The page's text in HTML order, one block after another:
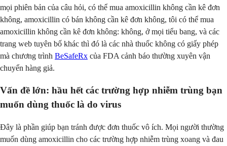
mọi phiên bản của câu hỏi, có thể mua amoxicillin không cần kê đơn
không, amoxicillin có bán không cần kê đơn không, tôi có thể mua
amoxicillin không cần kê đơn không: không, ở mọi tiểu bang, và các
trang web tuyên bố khác thì đó là các nhà thuốc không có giấy phép
mà chương trình BeSafeRx của FDA cảnh báo thường xuyên vận
chuyển hàng giả.
Vấn đề lớn: hầu hết các trường hợp nhiễm trùng bạn
muốn dùng thuốc là do virus
Đây là phần giúp bạn tránh được đơn thuốc vô ích. Mọi người thường
muốn dùng amoxicillin cho các trường hợp nhiễm trùng xoang và đau